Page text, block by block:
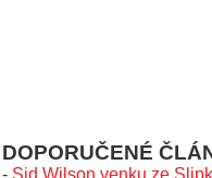
DOPORUČENÉ
- Sid Wilson venku ze